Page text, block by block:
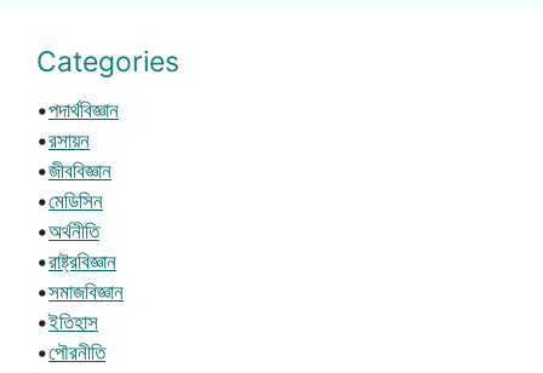
Categories
•পদার্থবিজ্ঞান
•রসায়ন
•জীববিজ্ঞান
•মেডিসিন
•অর্থনীতি
•রাষ্ট্রবিজ্ঞান
•সমাজবিজ্ঞান
•ইতিহাস
•পৌরনীতি